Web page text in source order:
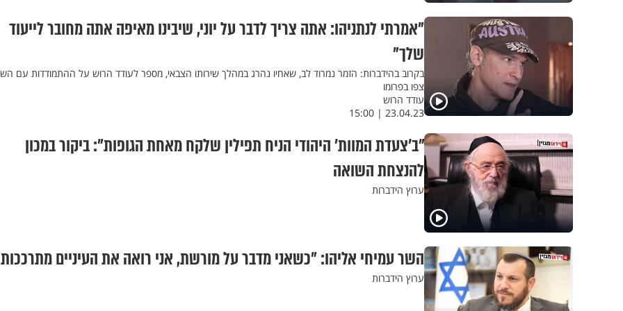
"אמרתי לנתניהו: אתה צריך לדבר על יוני, שיבינו מאיפה אתה מחובר לייעוד
שלך"
בקרוב בהידברות: הזמר נמרוד לב, שאחיו נהרג במהלך שירותו הצבאי, מספר לעודד הרוש על ההתמודדות עם
צפו בפרומו
עודד הרוש
23.04.23 | 15:00
"ב'צעדת המוות' היהודי הניח תפילין שלקח מאחת הגופות": ביקור במכון
להנצחת השואה
ערוץ הידברות
השר עמיחי אליהו: "כשאני מדבר על מורשת, אני רואה את העיניים
ערוץ הידברות